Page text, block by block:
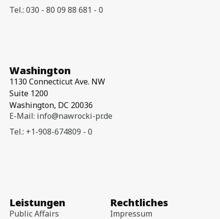
Tel.: 030 - 80 09 88 681 - 0
Washington
1130 Connecticut Ave. NW
Suite 1200
Washington, DC 20036
E-Mail: info@nawrocki-pr.de
Tel.: +1-908-674809 - 0
Leistungen
Public Affairs
Rechtliches
Impressum